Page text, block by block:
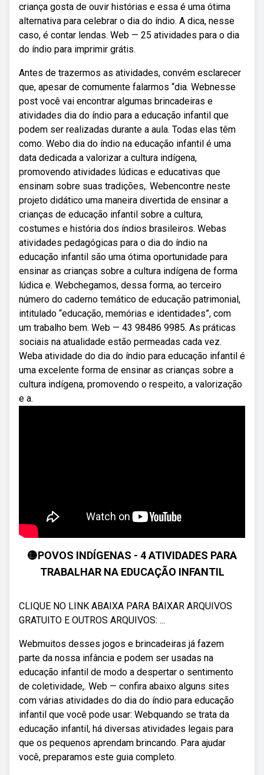
criança gosta de ouvir histórias e essa é uma ótima
alternativa para celebrar o dia do índio. A dica, nesse
caso, é contar lendas. Web — 25 atividades para o dia
do índio para imprimir grátis.
Antes de trazermos as atividades, convém esclarecer
que, apesar de comumente falarmos “dia. Webnesse
post você vai encontrar algumas brincadeiras e
atividades dia do índio para a educação infantil que
podem ser realizadas durante a aula. Todas elas têm
como. Webo dia do índio na educação infantil é uma
data dedicada a valorizar a cultura indígena,
promovendo atividades lúdicas e educativas que
ensinam sobre suas tradições,. Webencontre neste
projeto didático uma maneira divertida de ensinar a
crianças de educação infantil sobre a cultura,
costumes e história dos índios brasileiros. Webas
atividades pedagógicas para o dia do índio na
educação infantil são uma ótima oportunidade para
ensinar as crianças sobre a cultura indígena de forma
lúdica e. Webchegamos, dessa forma, ao terceiro
número do caderno temático de educação patrimonial,
intitulado “educação, memórias e identidades”, com
um trabalho bem. Web — 43 98486 9985. As práticas
sociais na atualidade estão permeadas cada vez.
Weba atividade do dia do índio para educação infantil é
uma excelente forma de ensinar as crianças sobre a
cultura indígena, promovendo o respeito, a valorização
e a.
🟡POVOS INDÍGENAS - 4 ATIVIDADES PARA
TRABALHAR NA EDUCAÇÃO INFANTIL
CLIQUE NO LINK ABAIXA PARA BAIXAR ARQUIVOS
GRATUITO E OUTROS ARQUIVOS: ...
Webmuitos desses jogos e brincadeiras já fazem
parte da nossa infância e podem ser usadas na
educação infantil de modo a despertar o sentimento
de coletividade,. Web — confira abaixo alguns sites
com várias atividades do dia do índio para educação
infantil que você pode usar: Webquando se trata da
educação infantil, há diversas atividades legais para
que os pequenos aprendam brincando. Para ajudar
você, preparamos este guia completo.